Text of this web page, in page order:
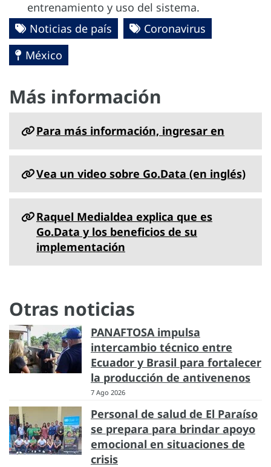
entrenamiento y uso del sistema.
Noticias de país
Coronavirus
México
Más información
Para más información, ingresar en
Vea un video sobre Go.Data (en inglés)
Raquel Medialdea explica que es
Go.Data y los beneficios de su
implementación
Otras noticias
PANAFTOSA impulsa
intercambio técnico entre
Ecuador y Brasil para fortalecer
la producción de antivenenos
7 Ago 2026
Personal de salud de El Paraíso
se prepara para brindar apoyo
emocional en situaciones de
crisis